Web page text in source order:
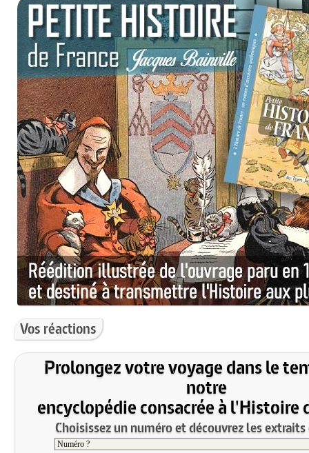
Vos réactions
Prolongez votre voyage dans le
notre
encyclopédie consacrée à l'Histoire
Choisissez un numéro et découvrez les